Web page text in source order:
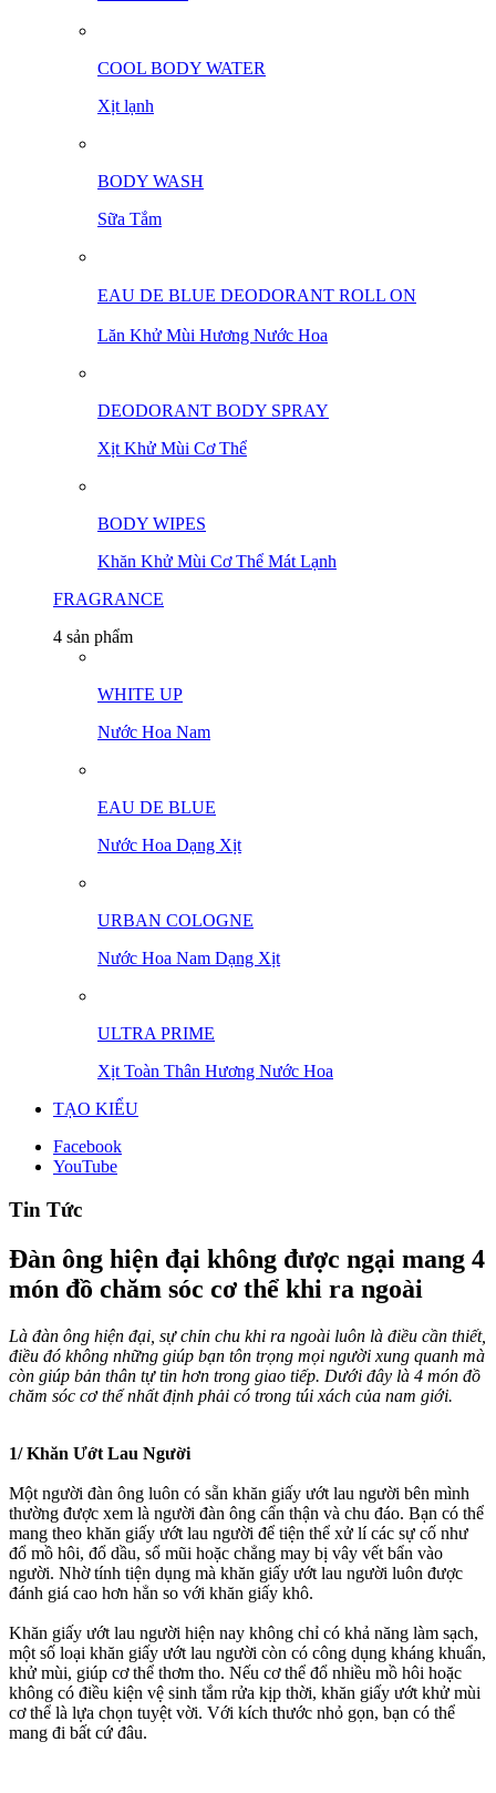
COOL BODY WATER
Xịt lạnh
BODY WASH
Sữa Tắm
EAU DE BLUE DEODORANT ㅤㅤㅤROLL ON
Lăn Khử Mùi Hương Nước Hoa
DEODORANT BODY SPRAY
Xịt Khử Mùi Cơ Thể
BODY WIPES
Khăn Khử Mùi Cơ Thể Mát Lạnh
FRAGRANCE
4 sản phẩm
WHITE UP
Nước Hoa Nam
EAU DE BLUE
Nước Hoa Dạng Xịt
URBAN COLOGNE
Nước Hoa Nam Dạng Xịt
ULTRA PRIME
Xịt Toàn Thân Hương Nước Hoa
TẠO KIỂU
Facebook
YouTube
Tin Tức
Đàn ông hiện đại không được ngại mang 4
món đồ chăm sóc cơ thể khi ra ngoài
Là đàn ông hiện đại, sự chỉn chu khi ra ngoài luôn là điều cần thiết,
điều đó không những giúp bạn tôn trọng mọi người xung quanh mà
còn giúp bản thân tự tin hơn trong giao tiếp. Dưới đây là 4 món đồ
chăm sóc cơ thể nhất định phải có trong túi xách của nam giới.
1/ Khăn Ướt Lau Người
Một người đàn ông luôn có sẵn khăn giấy ướt lau người bên mình
thường được xem là người đàn ông cẩn thận và chu đáo. Bạn có thể
mang theo khăn giấy ướt lau người để tiện thể xử lí các sự cố như
đổ mồ hôi, đổ dầu, sổ mũi hoặc chẳng may bị vây vết bẩn vào
người. Nhờ tính tiện dụng mà khăn giấy ướt lau người luôn được
đánh giá cao hơn hẳn so với khăn giấy khô.
Khăn giấy ướt lau người hiện nay không chỉ có khả năng làm sạch,
một số loại khăn giấy ướt lau người còn có công dụng kháng khuẩn,
khử mùi, giúp cơ thể thơm tho. Nếu cơ thể đổ nhiều mồ hôi hoặc
không có điều kiện vệ sinh tắm rửa kịp thời, khăn giấy ướt khử mùi
cơ thể là lựa chọn tuyệt vời. Với kích thước nhỏ gọn, bạn có thể
mang đi bất cứ đâu.